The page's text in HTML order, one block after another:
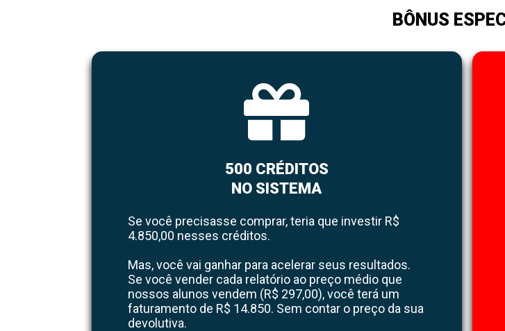
BÔNUS
500 CRÉDITOS
NO SISTEMA
Se você precisasse comprar, teria que investir R$
4.850,00 nesses créditos.
Mas, você vai ganhar para acelerar seus resultados.
Se você vender cada relatório ao preço médio que
nossos alunos vendem (R$ 297,00), você terá um
faturamento de R$ 14.850. Sem contar o preço da sua
devolutiva.